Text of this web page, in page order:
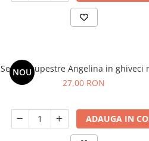
NOU
Sedum rupestre Angelina in ghiveci
27,00 RON
ADAUGA IN